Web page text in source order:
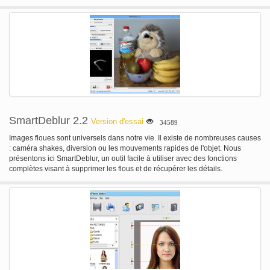
SmartDeblur 2.2 Version d'essai 34589
Images floues sont universels dans notre vie. Il existe de nombreuses causes
: caméra shakes, diversion ou les mouvements rapides de l'objet. Nous
présentons ici SmartDeblur, un outil facile à utiliser avec des fonctions
complètes visant à supprimer les flous et de récupérer les détails.
gaussien - flou Out-of-Focus SmartDeblur a facile et interface facile à utiliser
avec une aide intégrée et exemples. Il suffit de charger votre image floue et
cliquez sur le bouton « Analyser Blur » - le reste se fera automatiquement !
SmartDeblur a également de nombreuses options avancées pour optimiser
les résultats obtenus - éditeur de noyau, sélection de région analyse